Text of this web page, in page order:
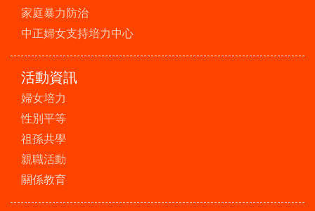
家庭暴力防治
中正婦女支持培力中心
活動資訊
婦女培力
性別平等
祖孫共學
親職活動
關係教育